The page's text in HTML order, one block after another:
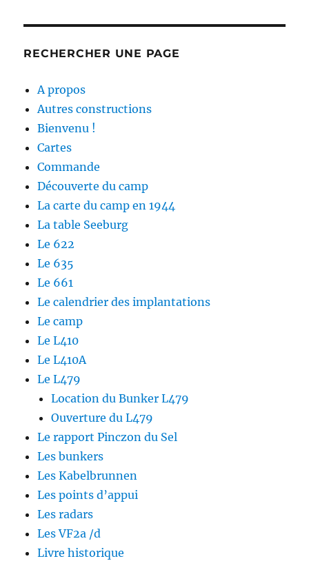
RECHERCHER UNE PAGE
A propos
Autres constructions
Bienvenu !
Cartes
Commande
Découverte du camp
La carte du camp en 1944
La table Seeburg
Le 622
Le 635
Le 661
Le calendrier des implantations
Le camp
Le L410
Le L410A
Le L479
Location du Bunker L479
Ouverture du L479
Le rapport Pinczon du Sel
Les bunkers
Les Kabelbrunnen
Les points d’appui
Les radars
Les VF2a /d
Livre historique